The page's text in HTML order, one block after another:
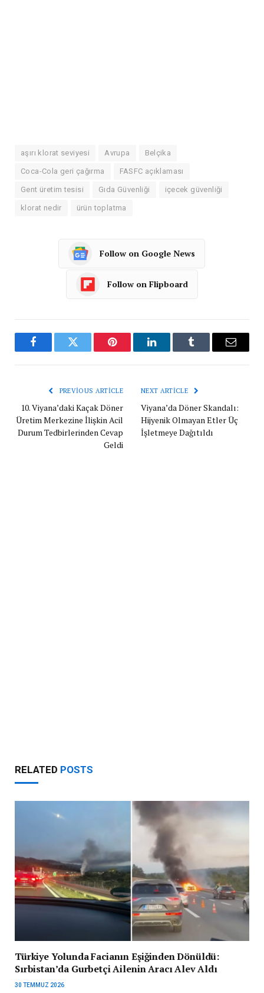
aşırı klorat seviyesi Avrupa Belçika
Coca-Cola geri çağırma FASFC açıklaması
Gent üretim tesisi Gıda Güvenliği içecek güvenliği
klorat nedir ürün toplatma
Follow on Google News
Follow on Flipboard
FacebookTwitter Pinterest LinkedInTumblr Email
PREVIOUS ARTICLE
10. Viyana’daki Kaçak Döner
Üretim Merkezine İlişkin Acil
Durum Tedbirlerinden Cevap
Geldi
NEXT ARTICLE
Viyana’da Döner Skandalı:
Hijyenik Olmayan Etler Üç
İşletmeye Dağıtıldı
RELATED POSTS
Türkiye Yolunda Facianın Eşiğinden Dönüldü:
Sırbistan’da Gurbetçi Ailenin Aracı Alev Aldı
30 TEMMUZ 2026